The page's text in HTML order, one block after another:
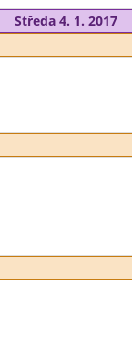
Středa 4. 1. 2017